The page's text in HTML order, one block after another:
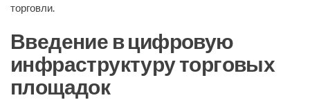
торговли.
Введение в цифровую
инфраструктуру торговых
площадок